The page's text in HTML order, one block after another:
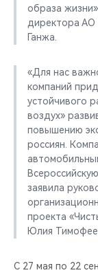
образа
директора
Ганжа.
«Для нас
компаний
устойчивого
воздух»
повышению
россиян.
заявила
проекта
Юлия
С 27 мая по 22